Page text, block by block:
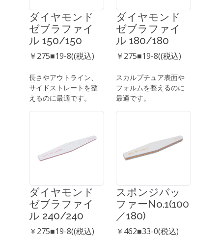
ダイヤモンド
ゼブラファイ
ル 150/150
￥275■19-8((税込)
長さやアウトライン、
サイドストレートを整
えるのに最適です。
ダイヤモンド
ゼブラファイ
ル 180/180
￥275■19-8((税込)
スカルプチュア表面や
フォルムを整えるのに
最適です。
ダイヤモンド
ゼブラファイ
ル 240/240
￥275■19-8((税込)
スポンジバッ
ファーNo.1(100
／180)
￥462■33-0(税込)